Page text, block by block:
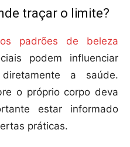
traçar o limite?
padrões de beleza
podem influenciar
a saúde.
o próprio corpo deva
estar informado
práticas.